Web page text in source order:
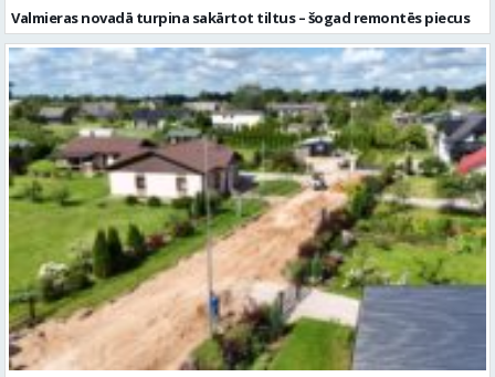
Valmieras novadā turpina sakārtot tiltus – šogad remontēs piecus